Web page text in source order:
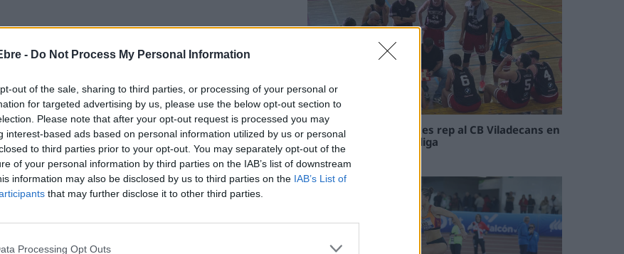
- Do Not Process My Personal Information
out of the sale, sharing to third parties, or processing of your personal or
for targeted advertising by us, please use the below opt-out section to
Please note that after your opt-out request is processed you may
interest-based ads based on personal information utilized by us or personal
to third parties prior to your opt-out. You may separately opt-out of the
of your personal information by third parties on the IAB’s list of downstream
information may also be disclosed by us to third parties on the IAB’s List of
that may further disclose it to other third parties.
Processing Opt Outs
Tortosa proposa una nova ubicació per al futur
Hospital de l’Ebre, uns terrenys no inundables a Sant
Llàtzer
El Cantaires amb baixes rep al CB Viladecans en
el tram decisiu de la lliga
09 maig 2026